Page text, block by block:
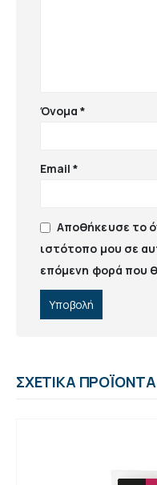
Όνομα*
Email*
Αποθήκευσε το
ιστότοπο μου σε
επόμενη φορά που
ΣΧΕΤΙΚΆ ΠΡΟΪΌΝΤΑ